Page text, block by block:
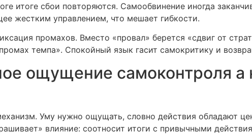
итоге сбои повторяются. Самообвинение иногда
жестким управлением, что мешает гибкости.
промахов. Вместо «провал» берется «сдвиг от
темпа». Спокойный язык гасит самокритику и
ощущение самоконтроля а
Уму нужно ощущать, словно действия обладают
влияние: соотносит итоги с привычными